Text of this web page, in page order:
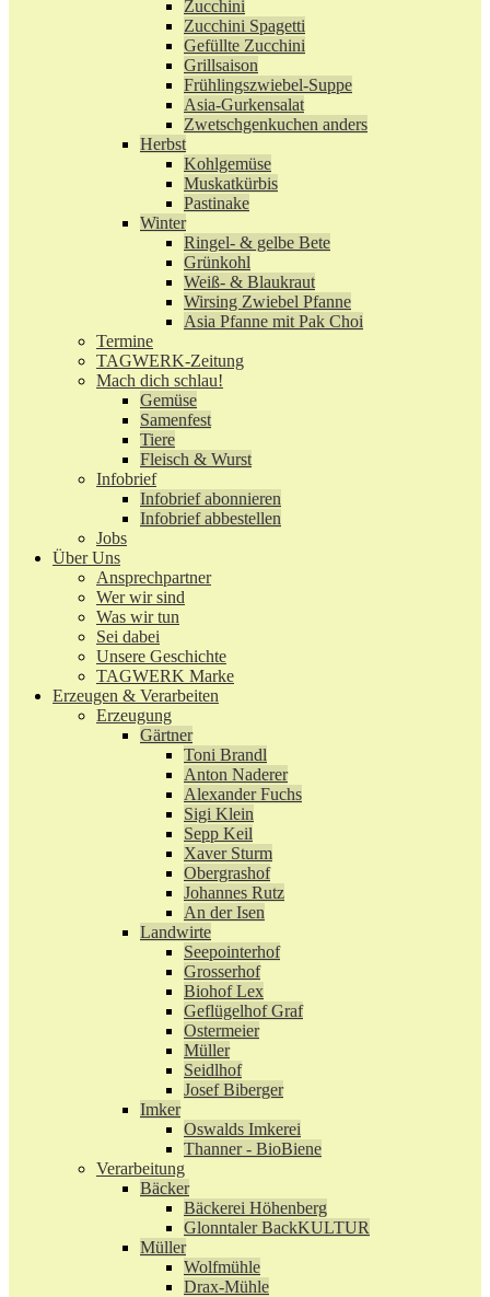
Zucchini
Zucchini Spagetti
Gefüllte Zucchini
Grillsaison
Frühlingszwiebel-Suppe
Asia-Gurkensalat
Zwetschgenkuchen anders
Herbst
Kohlgemüse
Muskatkürbis
Pastinake
Winter
Ringel- & gelbe Bete
Grünkohl
Weiß- & Blaukraut
Wirsing Zwiebel Pfanne
Asia Pfanne mit Pak Choi
Termine
TAGWERK-Zeitung
Mach dich schlau!
Gemüse
Samenfest
Tiere
Fleisch & Wurst
Infobrief
Infobrief abonnieren
Infobrief abbestellen
Jobs
Über Uns
Ansprechpartner
Wer wir sind
Was wir tun
Sei dabei
Unsere Geschichte
TAGWERK Marke
Erzeugen & Verarbeiten
Erzeugung
Gärtner
Toni Brandl
Anton Naderer
Alexander Fuchs
Sigi Klein
Sepp Keil
Xaver Sturm
Obergrashof
Johannes Rutz
An der Isen
Landwirte
Seepointerhof
Grosserhof
Biohof Lex
Geflügelhof Graf
Ostermeier
Müller
Seidlhof
Josef Biberger
Imker
Oswalds Imkerei
Thanner - BioBiene
Verarbeitung
Bäcker
Bäckerei Höhenberg
Glonntaler BackKULTUR
Müller
Wolfmühle
Drax-Mühle